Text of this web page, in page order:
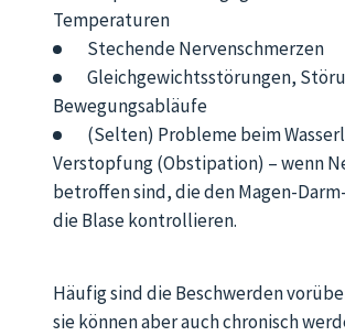
Temperaturen
Stechende Nervenschmerzen
Gleichgewichtsstörungen,
Bewegungsabläufe
(Selten) Probleme beim
Verstopfung (Obstipation) – wenn
betroffen sind, die den Magen-
die Blase kontrollieren.
Häufig sind die Beschwerden
sie können aber auch chronisch